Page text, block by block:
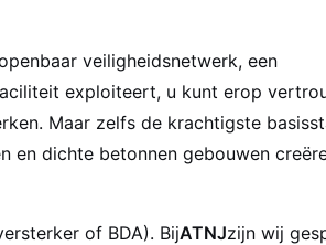
veiligheidsnetwerk, een
exploiteert, u kunt erop
Maar zelfs de krachtigste
en dichte betonnen gebouwen
of BDA). BijATNJzijn wij